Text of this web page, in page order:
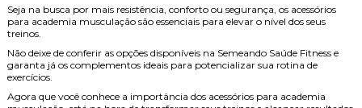
Seja na busca por mais resistência, conforto ou segurança, os acessórios
para academia musculação são essenciais para elevar o nível dos seus
treinos.
Não deixe de conferir as opções disponíveis na Semeando Saúde Fitness e
garanta já os complementos ideais para potencializar sua rotina de
exercícios.
Agora que você conhece a importância dos acessórios para academia